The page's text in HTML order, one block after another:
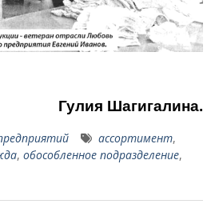
Гулия Шагигалина.
ассортимент,
, обособленное подразделение,